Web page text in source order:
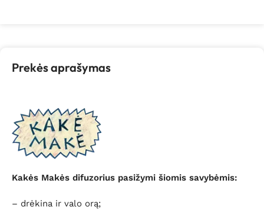
Prekės aprašymas
Kakės Makės difuzorius pasižymi šiomis savybėmis:
– drėkina ir valo orą;